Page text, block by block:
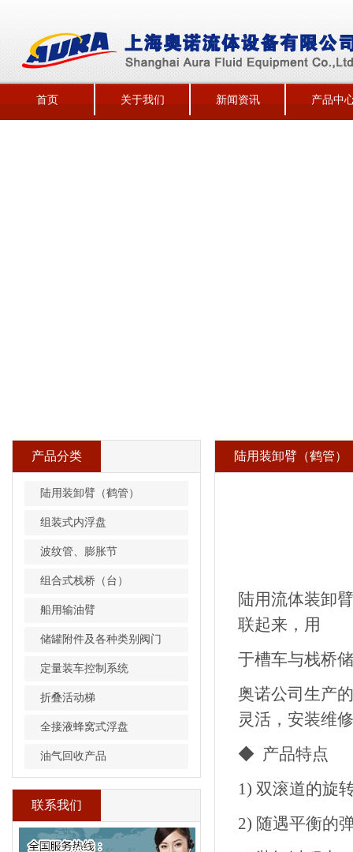
首页 关于我们 新闻资讯 产品中
产品分类
陆用装卸臂（鹤管）
组装式内浮盘
波纹管、膨胀节
组合式栈桥（台）
船用输油臂
储罐附件及各种类别阀门
定量装车控制系统
折叠活动梯
全接液蜂窝式浮盘
油气回收产品
联系我们
陆用装卸臂（鹤管）
陆用流体装卸
联起来，用
于槽车与栈桥
奥诺公司生产
灵活，安装维
◆ 产品特点
1) 双滚道的旋
2) 随遇平衡的